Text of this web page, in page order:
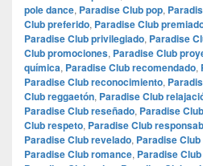
pole dance, Paradise Club pop,
Club preferido, Paradise Club
Paradise Club privilegiado, Paradise
Club promociones, Paradise Club
química, Paradise Club recomendado,
Paradise Club reconocimiento,
Club reggaetón, Paradise Club
Paradise Club reseñado, Paradise
Club respeto, Paradise Club
Paradise Club revelado, Paradise
Paradise Club romance, Paradise